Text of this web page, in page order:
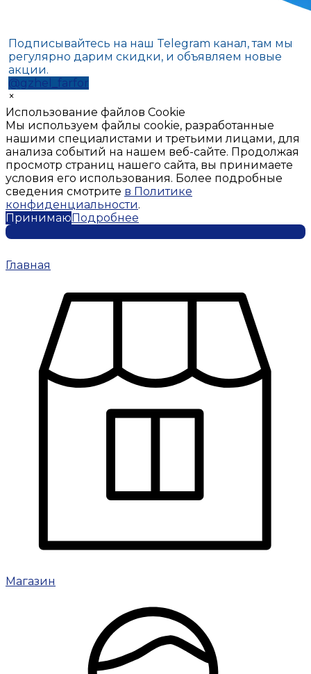
Подписывайтесь на наш Telegram канал, там мы
регулярно дарим скидки, и объявляем новые
акции.
@gzhel_farfor
×
Использование файлов Cookie
Мы используем файлы cookie, разработанные
нашими специалистами и третьими лицами, для
анализа событий на нашем веб-сайте. Продолжая
просмотр страниц нашего сайта, вы принимаете
условия его использования. Более подробные
сведения смотрите в Политике
конфиденциальности.
ПринимаюПодробнее
Главная
Магазин